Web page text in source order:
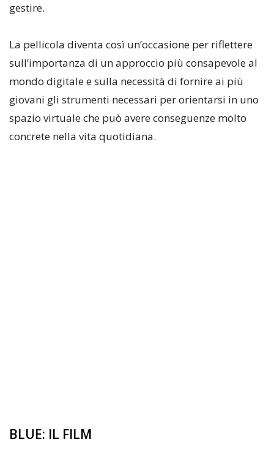
gestire.
La pellicola diventa così un’occasione per riflettere
sull’importanza di un approccio più consapevole al
mondo digitale e sulla necessità di fornire ai più
giovani gli strumenti necessari per orientarsi in uno
spazio virtuale che può avere conseguenze molto
concrete nella vita quotidiana.
BLUE: IL FILM